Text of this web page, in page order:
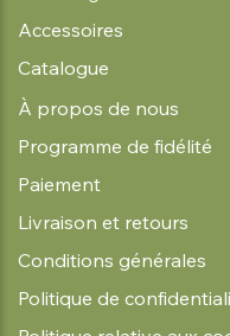
Accessoires
Catalogue
À propos de nous
Programme de fidélité
Paiement
Livraison et retours
Conditions générales
Politique de